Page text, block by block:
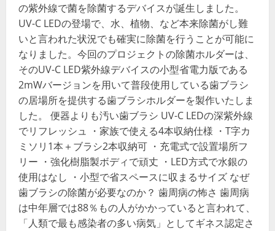
の紫外線で菌を除菌するデバイスが誕生しました。
UV-C LEDの登場で、水、植物、など本来除菌がし難
いと言われた状況でも確実に除菌を行うことが可能に
なりました。今回のプロジェクトの除菌ホルダーは、
そのUV-C LED紫外線デバイスの小型省電力版である
2mWバージョンを用いて普段使用している歯ブラシ
の居場所を提供する歯ブラシホルダーを製作いたしま
した。 便器よりも汚い歯ブラシ UV-C LEDの深紫外線
でリフレッシュ ・家族で使える4本収納仕様 ・T字カ
ミソリ1本＋ブラシ2本収納可 ・充電式で設置場所フ
リー ・強化樹脂製ボディで頑丈 ・LED方式で水銀の
使用はなし ・小型で省スペースに収まるサイズ なぜ
歯ブラシの除菌が必要なのか？ 歯周病の怖さ 歯周病
は中年層では88％もの人がかかっていると言われて、
「人類で最も感染者の多い病気」としてギネス認定さ